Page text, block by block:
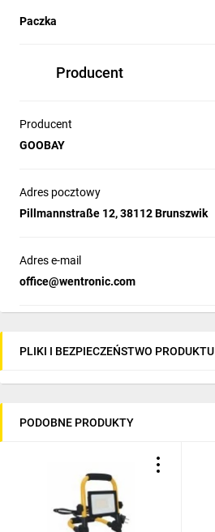
Paczka
Producent
Producent
GOOBAY
Adres pocztowy
Pillmannstraße 12, 38112 Brunszwik
Adres e-mail
office@wentronic.com
PLIKI I BEZPIECZEŃSTWO PRODUKTU
PODOBNE PRODUKTY